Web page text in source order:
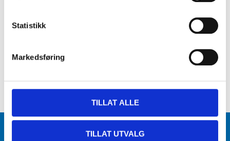
Statistikk
Markedsføring
TILLAT ALLE
TILLAT UTVALG